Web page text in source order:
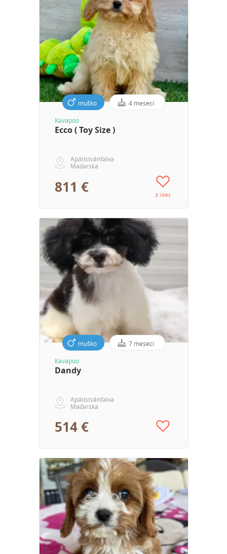
muško 4 meseci
Kavapoo
Ecco ( Toy Size )
Apátistvánfalva
Mađarska
811 € 3 likes
muško 7 meseci
Kavapoo
Dandy
Apátistvánfalva
Mađarska
514 €